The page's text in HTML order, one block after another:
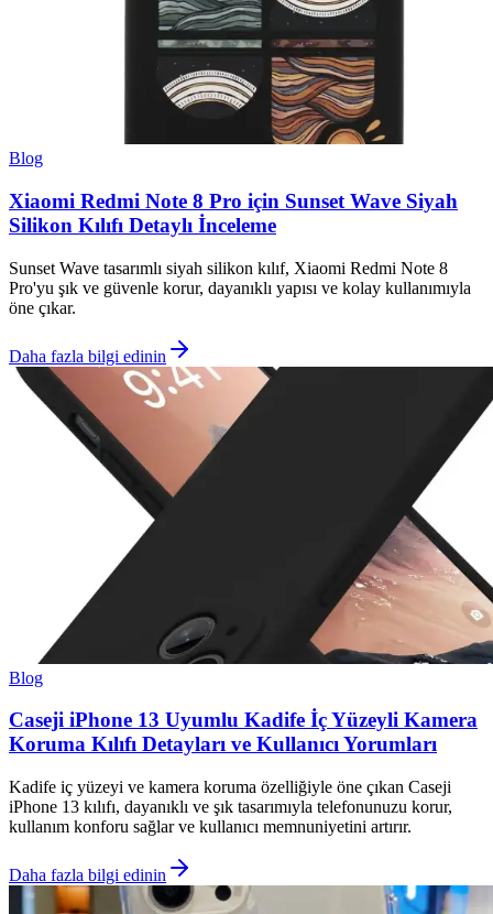
Blog
Xiaomi Redmi Note 8 Pro için Sunset Wave Siyah
Silikon Kılıfı Detaylı İnceleme
Sunset Wave tasarımlı siyah silikon kılıf, Xiaomi Redmi Note 8
Pro'yu şık ve güvenle korur, dayanıklı yapısı ve kolay kullanımıyla
öne çıkar.
Daha fazla bilgi edinin
Blog
Caseji iPhone 13 Uyumlu Kadife İç Yüzeyli Kamera
Koruma Kılıfı Detayları ve Kullanıcı Yorumları
Kadife iç yüzeyi ve kamera koruma özelliğiyle öne çıkan Caseji
iPhone 13 kılıfı, dayanıklı ve şık tasarımıyla telefonunuzu korur,
kullanım konforu sağlar ve kullanıcı memnuniyetini artırır.
Daha fazla bilgi edinin